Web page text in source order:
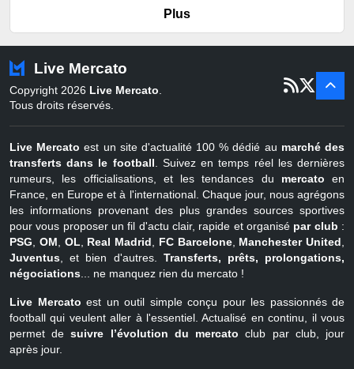
Portugal
Pays-Bas
22 juin - 2 sept
Belgique
juil - 31
Plus
Live Mercato
Copyright 2026 Live Mercato.
Tous droits réservés.
Live Mercato est un site d'actualité 100 % dédié au marché des
transferts dans le football. Suivez en temps réel les dernières
rumeurs, les officialisations, et les tendances du mercato en
France, en Europe et à l'international. Chaque jour, nous agrégons
les informations provenant des plus grandes sources sportives
pour vous proposer un fil d'actu clair, rapide et organisé par club :
PSG, OM, OL, Real Madrid, FC Barcelone, Manchester United,
Juventus, et bien d'autres. Transferts, prêts, prolongations,
négociations... ne manquez rien du mercato !
Live Mercato est un outil simple conçu pour les passionnés de
football qui veulent aller à l'essentiel. Actualisé en continu, il vous
permet desuivre l’évolution du mercato club par club, jour
après jour.